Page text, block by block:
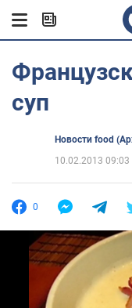
суп
Новости food
10.02.2013 09:03
0